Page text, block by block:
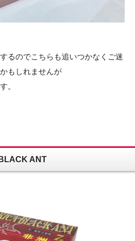
るのでこちらも追いつかなくご迷
もしれませんが
。
ANT